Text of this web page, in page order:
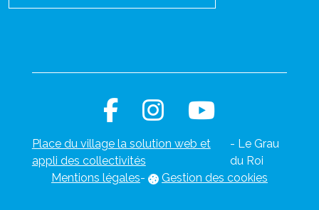
Place du village la solution web et
appli des collectivités
- Le Grau
du Roi
Mentions légales- Gestion des cookies